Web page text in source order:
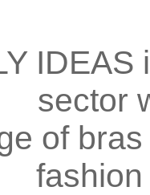
sector
of